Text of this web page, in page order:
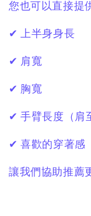
您也可以直接提
✔ 上半身身長
✔ 肩寬
✔ 胸寬
✔ 手臂長度（肩
✔ 喜歡的穿著感
讓我們協助推薦